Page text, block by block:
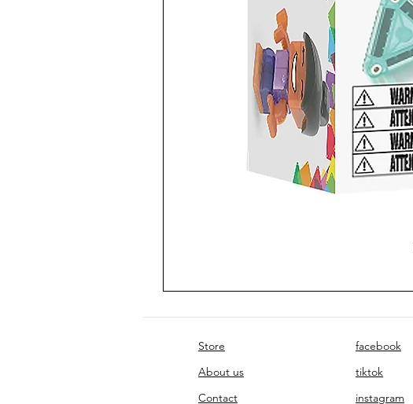
Store
About us
Contact
facebook
tiktok
instagram